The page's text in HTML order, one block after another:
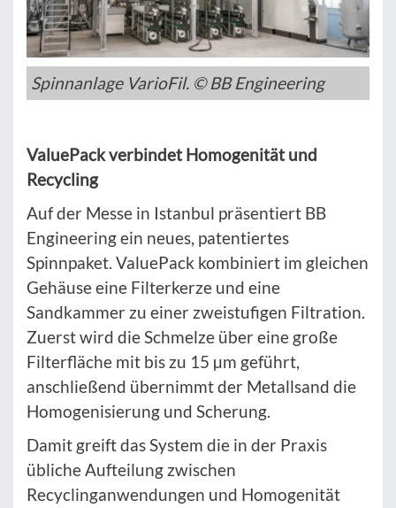
Spinnanlage VarioFil. © BB Engineering
ValuePack verbindet Homogenität und
Recycling
Auf der Messe in Istanbul präsentiert BB
Engineering ein neues, patentiertes
Spinnpaket. ValuePack kombiniert im gleichen
Gehäuse eine Filterkerze und eine
Sandkammer zu einer zweistufigen Filtration.
Zuerst wird die Schmelze über eine große
Filterfläche mit bis zu 15 µm geführt,
anschließend übernimmt der Metallsand die
Homogenisierung und Scherung.
Damit greift das System die in der Praxis
übliche Aufteilung zwischen
Recyclinganwendungen und Homogenität